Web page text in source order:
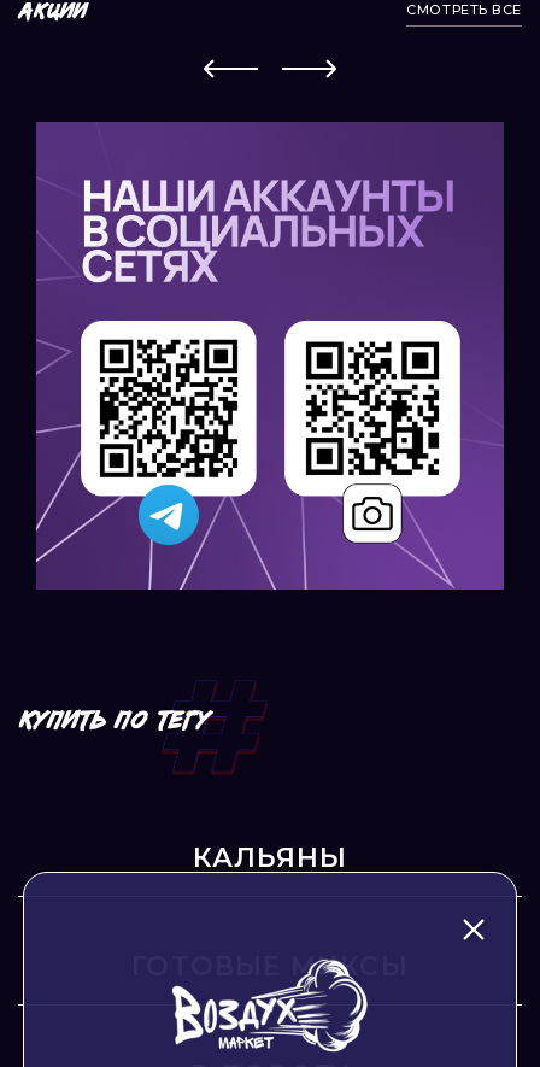
АКЦИИ СМОТРЕТЬ ВСЕ
КУПИТЬ ПО ТЕГУ
КАЛЬЯНЫ
ГОТОВЫЕ МИКСЫ